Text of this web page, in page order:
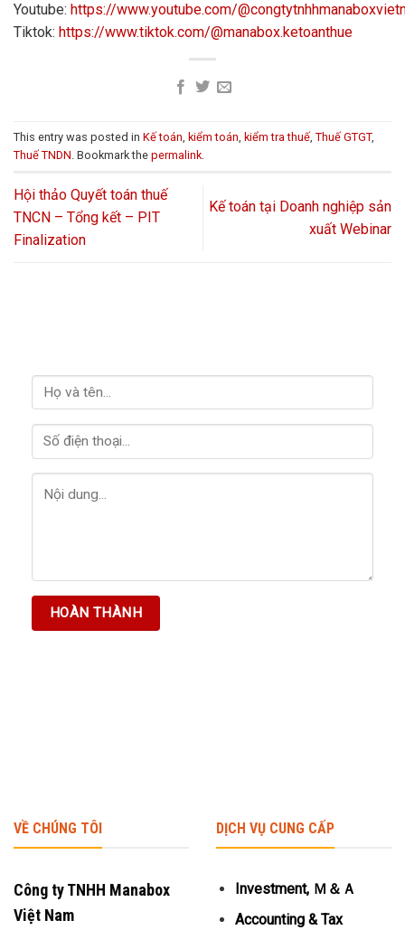
Youtube: https://www.youtube.com/
Tiktok: https://www.tiktok.com/@manabox.ketoanthue
This entry was posted in Kế toán kiểm toán kiểm tra thuế, Thuế GTGT,
Thuế TNDN . Bookmark the permalink
Hội thảo Quyết toán thuế
TNCN – Tổng kết – PIT
Finalization
Kế toán tại Doanh nghiệp sản
xuất Webinar
VỀ CHÚNG TÔI
Công ty TNHH Manabox
Việt Nam
DỊCH VỤ CUNG CẤP
Investment, Ｍ＆Ａ
Accounting & Tax